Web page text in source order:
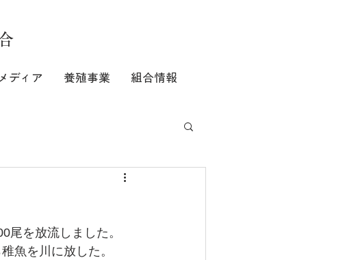
メディア 養殖事業 組合情報
尾を放流しました。
魚を川に放した。